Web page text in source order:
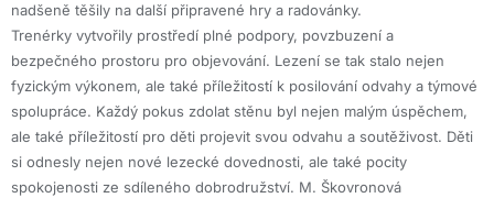
nadšeně těšily na další připravené hry a radovánky.
Trenérky vytvořily prostředí plné podpory, povzbuzení a
bezpečného prostoru pro objevování. Lezení se tak stalo nejen
fyzickým výkonem, ale také příležitostí k posilování odvahy a týmové
spolupráce. Každý pokus zdolat stěnu byl nejen malým úspěchem,
ale také příležitostí pro děti projevit svou odvahu a soutěživost. Děti
si odnesly nejen nové lezecké dovednosti, ale také pocity
spokojenosti ze sdíleného dobrodružství. M. Škovronová